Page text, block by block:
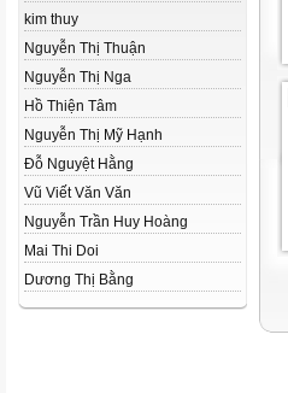
kim thuy
Nguyễn Thị Thuận
Nguyễn Thị Nga
Hồ Thiện Tâm
Nguyễn Thị Mỹ Hạnh
Đỗ Nguyệt Hằng
Vũ Viết Văn Văn
Nguyễn Trần Huy Hoàng
Mai Thi Doi
Dương Thị Bằng